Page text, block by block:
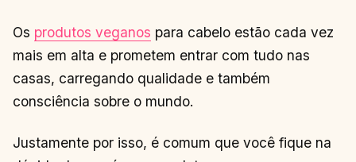
Os produtos veganos para cabelo estão cada vez
mais em alta e prometem entrar com tudo nas
casas, carregando qualidade e também
consciência sobre o mundo.
Justamente por isso, é comum que você fique na